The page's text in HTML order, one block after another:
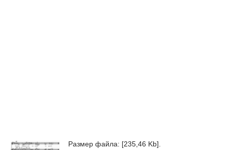
Размер файла: [235,46 Kb].